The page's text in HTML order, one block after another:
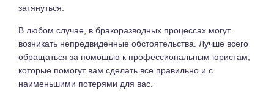
затянуться.
В любом случае, в бракоразводных процессах могут
возникать непредвиденные обстоятельства. Лучше всего
обращаться за помощью к профессиональным юристам,
которые помогут вам сделать все правильно и с
наименьшими потерями для вас.